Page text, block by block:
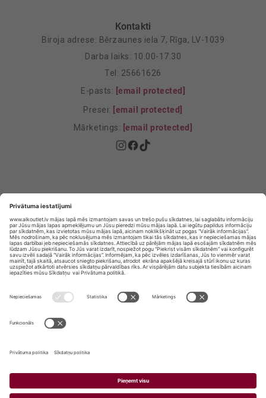
Kontakti
Biroja adrese: Bērzaunes iela 7, Rīga, LV-1039
Darba laiks: 10.00-17.30
Tel: 25661626
E-pasts: [email protected]
Presei: [email protected]
Mārketings: [email protected]
Privātuma Iestatījumi
E-veikala lietošanas noteikumi
ALKOHOLA PĀRDOŠANA, IEGĀDĀŠANĀS UN
NODOŠANA NEPILNGADĪGĀM PERSONĀM IR
AIZLIEGTA.